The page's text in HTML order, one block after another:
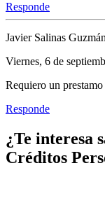
Responde
Javier Salinas
Viernes, 6 de
Requiero un
Responde
¿Te interesa
Créditos